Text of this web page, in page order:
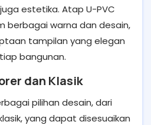
estetika. Atap U-PVC
berbagai warna dan desain,
tampilan yang elegan
bangunan.
dan Klasik
pilihan desain, dari
yang dapat disesuaikan